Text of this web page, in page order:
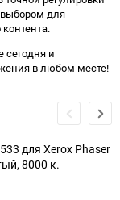
для
сегодня и
в любом месте!
для Xerox Phaser
8000 к.